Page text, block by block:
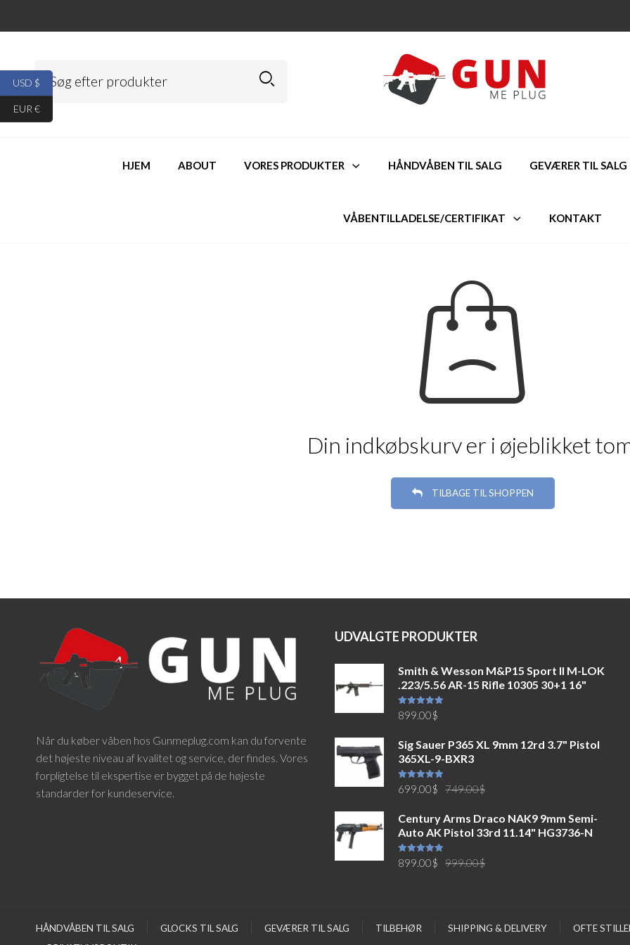
HJEM ABOUT VORES PRODUKTER HÅNDVÅBEN TIL SALG GEVÆRER TIL SALG
VÅBENTILLADELSE/CERTIFIKAT KONTAKT
Din indkøbskurv er i øjeblikket
TILBAGE TIL SHOPPEN
Når du køber våben hos Gunmeplug.com kan du forvente
det højeste niveau af kvalitet og service, der findes. Vores
forpligtelse til ekspertise er bygget på de højeste
standarder for kundeservice.
UDVALGTE PRODUKTER
Smith & Wesson M&P15 Sport II M-LOK
.223/5.56 AR-15 Rifle 10305 30+1 16"
Vurderet
5.00ud af
899.00$
Sig Sauer P365 XL 9mm 12rd 3.7" Pistol
365XL-9-BXR3
Vurderet
5.00ud af
749.00$
pris
var:
699.00$
pris
er:
Century Arms Draco NAK9 9mm Semi-
Auto AK Pistol 33rd 11.14" HG3736-N
Vurderet
5.00ud af
999.00$
999.00$.
899.00$
899.00$.
HÅNDVÅBEN TIL SALG GLOCKS TIL SALG GEVÆRER TIL SALG TILBEHØR SHIPPING & DELIVERY
OFTE
USD $
EUR €